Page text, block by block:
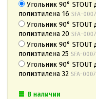
Угольник 90°
полиэтилена 16 SFA-
Угольник 90°
полиэтилена 20 SFA-
Угольник 90°
полиэтилена 25 SFA-
Угольник 90°
полиэтилена 32 SFA-
В наличии